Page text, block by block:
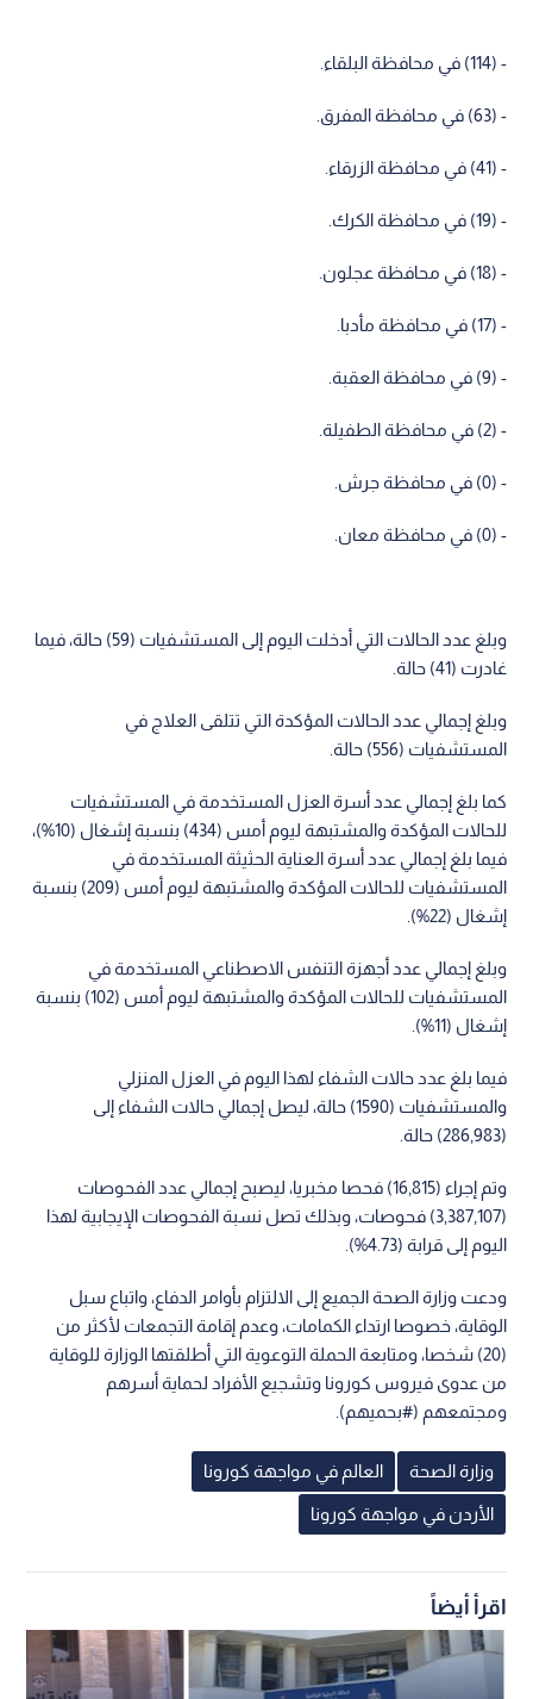
- (114) في محافظة البلقاء.
- (63) في محافظة المفرق.
- (41) في محافظة الزرقاء.
- (19) في محافظة الكرك.
- (18) في محافظة عجلون.
- (17) في محافظة مأدبا.
- (9) في محافظة العقبة.
- (2) في محافظة الطفيلة.
- (0) في محافظة جرش.
- (0) في محافظة معان.
وبلغ عدد الحالات التي أدخلت اليوم إلى المستشفيات (59) حالة، فيما
غادرت (41) حالة.
وبلغ إجمالي عدد الحالات المؤكدة التي تتلقى العلاج في
المستشفيات (556) حالة.
كما بلغ إجمالي عدد أسرة العزل المستخدمة في المستشفيات
للحالات المؤكدة والمشتبهة ليوم أمس (434) بنسبة إشغال (10%)،
فيما بلغ إجمالي عدد أسرة العناية الحثيثة المستخدمة في
المستشفيات للحالات المؤكدة والمشتبهة ليوم أمس (209) بنسبة
إشغال (22%).
وبلغ إجمالي عدد أجهزة التنفس الاصطناعي المستخدمة في
المستشفيات للحالات المؤكدة والمشتبهة ليوم أمس (102) بنسبة
إشغال (11%).
فيما بلغ عدد حالات الشفاء لهذا اليوم في العزل المنزلي
والمستشفيات (1590) حالة، ليصل إجمالي حالات الشفاء إلى
(286,983) حالة.
وتم إجراء (16,815) فحصا مخبريا، ليصبح إجمالي عدد الفحوصات
(3,387,107) فحوصات، وبذلك تصل نسبة الفحوصات الإيجابية لهذا
اليوم إلى قرابة (4.73%).
ودعت وزارة الصحة الجميع إلى الالتزام بأوامر الدفاع، واتباع سبل
الوقاية، خصوصا ارتداء الكمامات، وعدم إقامة التجمعات لأكثر من
(20) شخصا، ومتابعة الحملة التوعوية التي أطلقتها الوزارة للوقاية
من عدوى فيروس كورونا وتشجيع الأفراد لحماية أسرهم
ومجتمعهم (#بحميهم).
وزارة الصحة العالم في مواجهة كورونا
الأردن في مواجهة كورونا
اقرأ أيضاً